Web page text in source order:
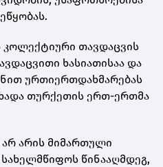
კოლექტიური თავდაცვის
ხასიათისაა და
ურთიერთდახმარებას
თურქეთის ერთ-ერთმა
არ არის მიმართული
წინააღმდეგ,